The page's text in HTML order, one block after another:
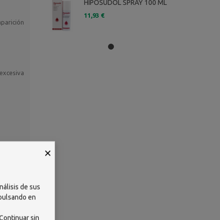
HIPOSUDOL SPRAY 100 ML
11,93 €
×
de sus
en
sin